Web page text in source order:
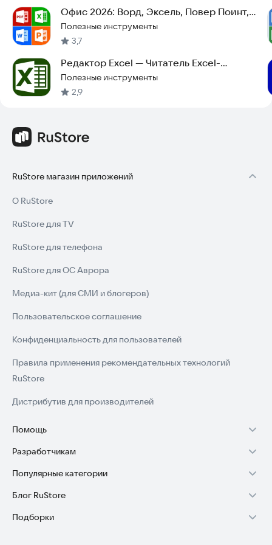
Офис 2026: Ворд, Эксель, Повер Поинт,
Редактор PDF
Полезные инструменты
3,7
Редактор Excel — Читатель Excel-
Документов
Полезные инструменты
2,9
RuStore магазин приложений
О RuStore
RuStore для TV
RuStore для телефона
RuStore для ОС Аврора
Медиа-кит (для СМИ и блогеров)
Пользовательское соглашение
Конфиденциальность для пользователей
Правила применения рекомендательных технологий
RuStore
Дистрибутив для производителей
Помощь
Установка RuStore на TV
Установка RuStore на телефон
Установка RuStore в машину
Помощь пользователям RuStore
Разработчикам
Зарабатывать с RuStore
Стать разработчиком
Доступ к RuStore Консоль
Популярные категории
Игры для Android
Приложения банков
Блог RuStore
Обзоры игр для Android 2025
Подборки